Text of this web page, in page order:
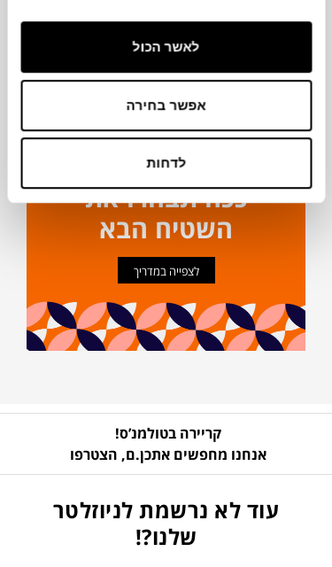
לאשר הכול
אפשר בחירה
לדחות
ניקיון ותחזוקה
ככה תבחרו את
השטיח הבא
לצפייה במדריך
קריירה בטולמנ’ס!
אנחנו מחפשים אתכן.ם, הצטרפו
עוד לא נרשמת לניוזלטר
שלנו?!